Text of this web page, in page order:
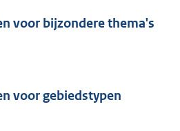
voor bijzondere thema's
voor gebiedstypen